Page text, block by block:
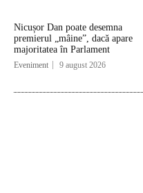
Nicușor Dan poate desemna
premierul „mâine”, dacă apare
majoritatea în Parlament
Eveniment 9 august 2026